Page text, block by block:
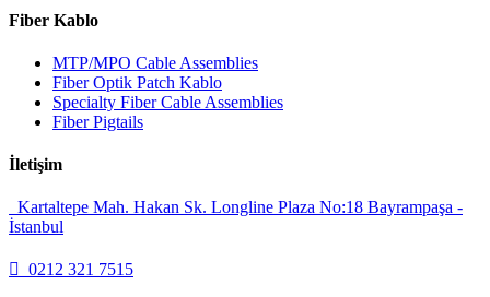
Fiber Kablo
MTP/MPO Cable Assemblies
Fiber Optik Patch Kablo
Specialty Fiber Cable Assemblies
Fiber Pigtails
İletişim
Kartaltepe Mah. Hakan Sk. Longline Plaza No:18 Bayrampaşa -
İstanbul
0212 321 7515